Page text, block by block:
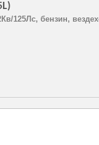
125Лс, бензин,